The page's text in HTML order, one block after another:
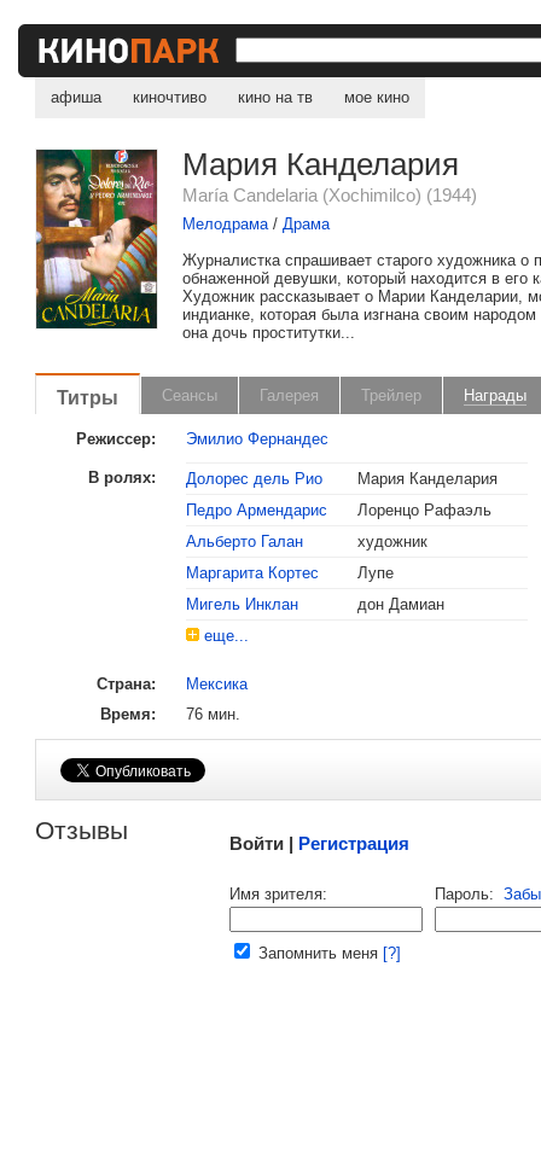
афиша киночтиво кино на тв мое кино
Мария Канделария
María Candelaria (Xochimilco) (1944)
Мелодрама/Драма
Журналистка спрашивает старого художника о
обнаженной девушки, который находится в его
Художник рассказывает о Марии Канделарии,
индианке, которая была изгнана своим народом
она дочь проститутки...
Титры Сеансы Галерея Трейлер Награды
Режиссер: Эмилио Фернандес
В ролях: Долорес дель Рио
Мария Канделария
Педро Армендарис
Лоренцо Рафаэль
Альберто Галан
художник
Маргарита Кортес
Лупе
Мигель Инклан
дон Дамиан
еще...
Страна:
Мексика
Время:
76 мин.
Отзывы Войти | Регистрация
Имя зрителя: Пароль:
Запомнить меня [?]